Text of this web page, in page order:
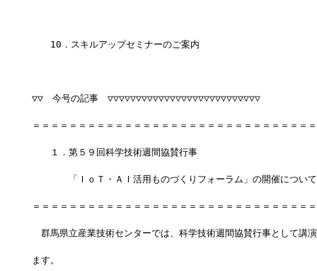
10．スキルアップセミナーのご案内
▽▽　今号の記事　▽▽▽▽▽▽▽▽▽▽▽▽▽▽▽▽▽▽▽▽▽▽▽▽▽▽▽
＝＝＝＝＝＝＝＝＝＝＝＝＝＝＝＝＝＝＝＝＝＝＝＝＝＝＝＝＝＝
１．第５９回科学技術週間協賛行事
「ＩｏＴ・ＡＩ活用ものづくりフォーラム」の開催について
＝＝＝＝＝＝＝＝＝＝＝＝＝＝＝＝＝＝＝＝＝＝＝＝＝＝＝＝＝＝
群馬県立産業技術センターでは、科学技術週間協賛行事として講
ます。